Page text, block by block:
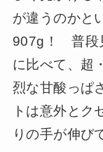
が違うのかと
907g！ 普段
に比べて、超
烈な甘酸っぱ
トは意外とク
りの手が伸び